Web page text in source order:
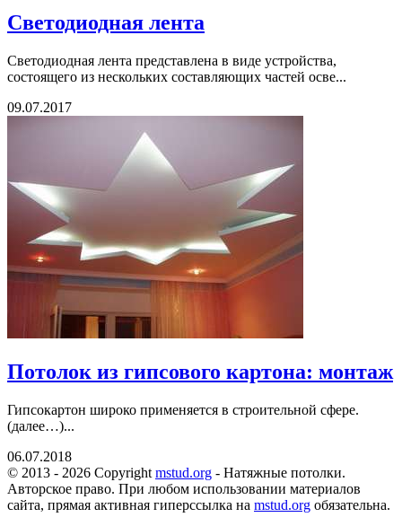
Светодиодная лента
Светодиодная лента представлена в виде устройства,
состоящего из нескольких составляющих частей осве...
09.07.2017
Потолок из гипсового картона: монтаж
Гипсокартон широко применяется в строительной сфере.
(далее…)...
06.07.2018
© 2013 - 2026 Copyright mstud.org - Натяжные потолки.
Авторское право. При любом использовании материалов
сайта, прямая активная гиперссылка на mstud.org обязательна.